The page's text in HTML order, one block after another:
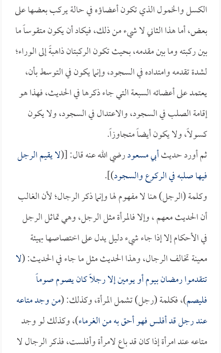
الكسل والخمول الذي تكون أعضاؤه في حالة يركب بعضها على
بعض، أما هذا الثاني لا شيء من ذلك، فيكاد أن يكون متقوساً ما
بين ركبته وما بين مقدمه، بحيث تكون الركبتان ذاهبةً إلى الوراء؛
لشدة تقدمه وامتداده في السجود، وإنما يكون في التوسط بأن،
يعتمد على أعضائه السبعة التي جاء ذكرها في الحديث، فهذا هو
إقامة الصلب في السجود، والاعتدال في السجود، ولا يكون
كسولاً، ولا يكون أيضاً متجاوزاً.
ثم أورد حديثأبي مسعودرضي الله عنه قال: [(لا يقيم الرجل
فيها صلبه في الركوع والسجود)].
وكلمة (الرجل) هنا لا مفهوم لها وإنما ذكر الرجال؛ لأن الغالب
أن الحديث معهم ، وإلا فالمرأة مثل الرجل، وهي تماثل الرجل
في الأحكام إلا إذا جاء شيء دليل يدل على اختصاصها بهيئة
معينة تخالف الرجال، وهذا الحديث مثل ما جاء في الحديث: (لا
تتقدموا رمضان بيوم أو يومين إلا رجلاً كان يصوم صوماً
فليصم)، فكلمة (رجل) تشمل المرأة، وكذلك: (من وجد متاعه
عند رجل قد أفلس فهو أحق به من الغرماء)، وكذلك لو وجد
متاعه عند امرأة إذا كان قد باع لامرأة وأفلست، فذكر الرجال لا